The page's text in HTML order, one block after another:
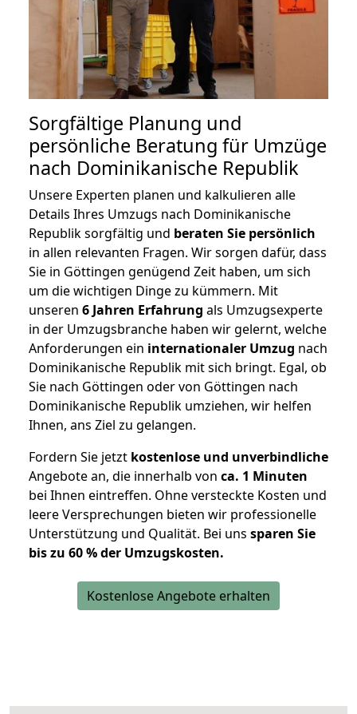
Sorgfältige Planung und
persönliche Beratung für Umzüge
nach Dominikanische Republik
Unsere Experten planen und kalkulieren alle
Details Ihres Umzugs nach Dominikanische
Republik sorgfältig und beraten Sie persönlich
in allen relevanten Fragen. Wir sorgen dafür, dass
Sie in Göttingen genügend Zeit haben, um sich
um die wichtigen Dinge zu kümmern. Mit
unseren 6 Jahren Erfahrung als Umzugsexperte
in der Umzugsbranche haben wir gelernt, welche
Anforderungen ein internationaler Umzug nach
Dominikanische Republik mit sich bringt. Egal, ob
Sie nach Göttingen oder von Göttingen nach
Dominikanische Republik umziehen, wir helfen
Ihnen, ans Ziel zu gelangen.
Fordern Sie jetzt kostenlose und unverbindliche
Angebote an, die innerhalb von ca. 1 Minuten
bei Ihnen eintreffen. Ohne versteckte Kosten und
leere Versprechungen bieten wir professionelle
Unterstützung und Qualität. Bei uns sparen Sie
bis zu 60 % der Umzugskosten.
Kostenlose Angebote erhalten